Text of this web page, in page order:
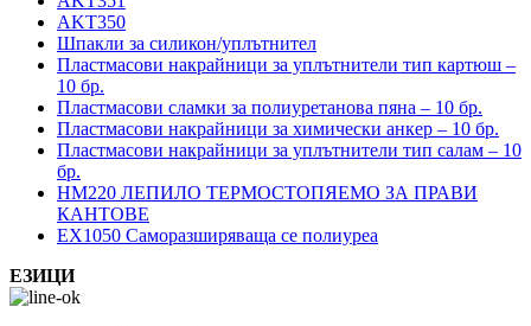
AKT350
Шпакли за силикон/уплътнител
Пластмасови накрайници за уплътнители тип картюш –
10 бр.
Пластмасови сламки за полиуретанова пяна – 10 бр.
Пластмасови накрайници за химически анкер – 10 бр.
Пластмасови накрайници за уплътнители тип салам – 10
бр.
HM220 ЛЕПИЛО ТЕРМОСТОПЯЕМО ЗА ПРАВИ
КАНТОВЕ
EX1050 Саморазширяваща се полиуреа
ЕЗИЦИ